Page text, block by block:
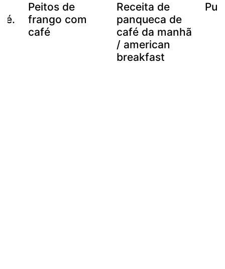
Peitos de
frango com
café
Receita de
panqueca de
café da manhã
/ american
breakfast